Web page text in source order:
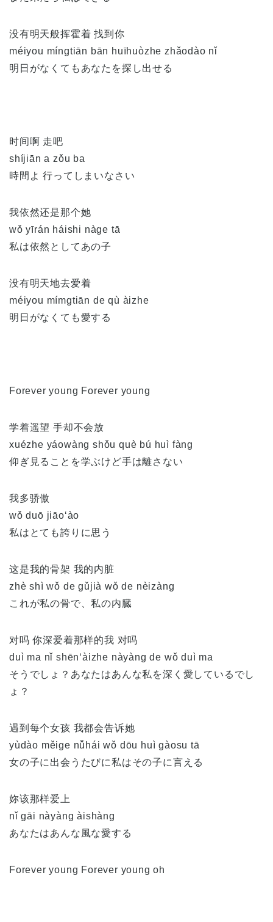
没有明天般挥霍着 找到你
méiyou míngtiān bān huīhuòzhe zhǎodào nǐ
明日がなくてもあなたを探し出せる
时间啊 走吧
shíjiān a zǒu ba
時間よ 行ってしまいなさい
我依然还是那个她
wǒ yīrán háishi nàge tā
私は依然としてあの子
没有明天地去爱着
méiyou mímgtiān de qù àizhe
明日がなくても愛する
Forever young Forever young
学着遥望 手却不会放
xuézhe yáowàng shǒu què bú huì fàng
仰ぎ見ることを学ぶけど手は離さない
我多骄傲
wǒ duō jiāo‘ào
私はとても誇りに思う
这是我的骨架 我的内脏
zhè shì wǒ de gǔjià wǒ de nèizàng
これが私の骨で、私の内臓
对吗 你深爱着那样的我 对吗
duì ma nǐ shēn‘àizhe nàyàng de wǒ duì ma
そうでしょ？あなたはあんな私を深く愛しているでし
ょ？
遇到每个女孩 我都会告诉她
yùdào měige nǚhái wǒ dōu huì gàosu tā
女の子に出会うたびに私はその子に言える
妳该那样爱上
nǐ gāi nàyàng àishàng
あなたはあんな風な愛する
Forever young Forever young oh